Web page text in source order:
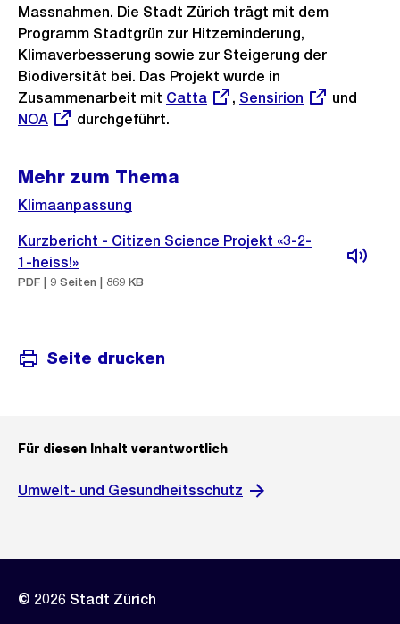
Massnahmen. Die Stadt Zürich trägt mit dem
Programm Stadtgrün zur Hitzeminderung,
Klimaverbesserung sowie zur Steigerung der
Biodiversität bei. Das Projekt wurde in
Zusammenarbeit mit Externer
Link:
Catta , Externer
Sensirion und
NOA durchgeführt.
Mehr zum Thema
Klimaanpassung
Kurzbericht - Citizen Science Projekt «3-2-
1-heiss!»
PDF | 9 Seiten | 869 KB
Seite drucken
Für diesen Inhalt verantwortlich
Umwelt- und Gesundheitsschutz
© 2026 Stadt Zürich